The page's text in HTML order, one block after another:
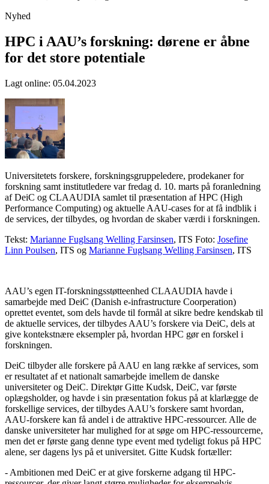
Nyhed
HPC i AAU’s forskning: dørene er åbne
for det store potentiale
Lagt online: 05.04.2023
Universitetets forskere, forskningsgruppeledere, prodekaner for
forskning samt institutledere var fredag d. 10. marts på foranledning
af DeiC og CLAAUDIA samlet til præsentation af HPC (High
Performance Computing) og aktuelle AAU-cases for at få indblik i
de services, der tilbydes, og hvordan de skaber værdi i forskningen.
Tekst: Marianne Fuglsang Welling Farsinsen, ITS Foto: Josefine
Linn Poulsen, ITS og Marianne Fuglsang Welling Farsinsen, ITS
AAU’s egen IT-forskningsstøtteenhed CLAAUDIA havde i
samarbejde med DeiC (Danish e-infrastructure Coorperation)
oprettet eventet, som dels havde til formål at sikre bedre kendskab til
de aktuelle services, der tilbydes AAU’s forskere via DeiC, dels at
give kontekstnære eksempler på, hvordan HPC gør en forskel i
forskningen.
DeiC tilbyder alle forskere på AAU en lang række af services, som
er resultatet af et nationalt samarbejde imellem de danske
universiteter og DeiC. Direktør Gitte Kudsk, DeiC, var første
oplægsholder, og havde i sin præsentation fokus på at klarlægge de
forskellige services, der tilbydes AAU’s forskere samt hvordan,
AAU-forskere kan få andel i de attraktive HPC-ressourcer. Alle de
danske universiteter har mulighed for at søge om HPC-ressourcerne,
men det er første gang denne type event med tydeligt fokus på HPC
alene, ser dagens lys på et universitet. Gitte Kudsk fortæller:
- Ambitionen med DeiC er at give forskerne adgang til HPC-